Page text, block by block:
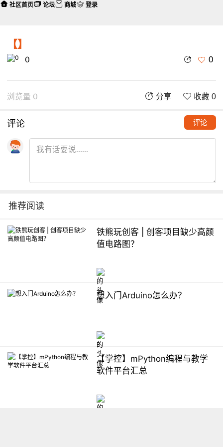
【】
0 0
浏览量 0 分享 收藏 0
评论 评论
推荐阅读
铁熊玩创客 | 创客项目缺少高颜
值电路图？
想入门Arduino怎么办？
【掌控】mPython编程与教学
软件平台汇总
社区首页 论坛 商城 登录